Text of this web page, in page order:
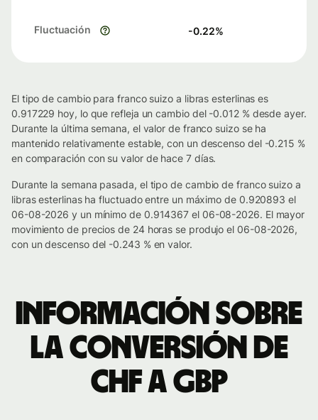
Fluctuación -0.22%
El tipo de cambio para franco suizo a libras esterlinas es
0.917229 hoy, lo que refleja un cambio del -0.012 % desde ayer.
Durante la última semana, el valor de franco suizo se ha
mantenido relativamente estable, con un descenso del -0.215 %
en comparación con su valor de hace 7 días.
Durante la semana pasada, el tipo de cambio de franco suizo a
libras esterlinas ha fluctuado entre un máximo de 0.920893 el
06-08-2026 y un mínimo de 0.914367 el 06-08-2026. El mayor
movimiento de precios de 24 horas se produjo el 06-08-2026,
con un descenso del -0.243 % en valor.
Información sobre
la conversión de
CHF a GBP